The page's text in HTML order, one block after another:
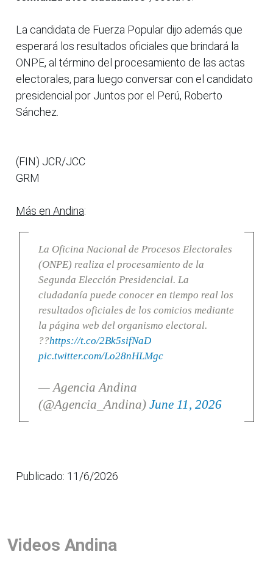
La candidata de Fuerza Popular dijo además que
esperará los resultados oficiales que brindará la
ONPE, al término del procesamiento de las actas
electorales, para luego conversar con el candidato
presidencial por Juntos por el Perú, Roberto
Sánchez.
(FIN) JCR/JCC
GRM
Más en Andina:
La Oficina Nacional de Procesos Electorales
(ONPE) realiza el procesamiento de la
Segunda Elección Presidencial. La
ciudadanía puede conocer en tiempo real los
resultados oficiales de los comicios mediante
la página web del organismo electoral.
??https://t.co/2Bk5sifNaD
pic.twitter.com/Lo28nHLMgc
— Agencia Andina
(@Agencia_Andina) June 11, 2026
Publicado: 11/6/2026
Videos Andina